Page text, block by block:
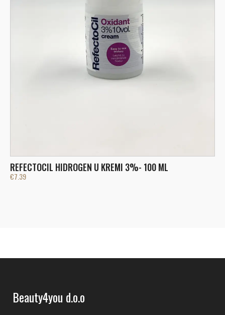
REFECTOCIL HIDROGEN U KREMI 3%- 100 ML
€7.39
Beauty4you d.o.o